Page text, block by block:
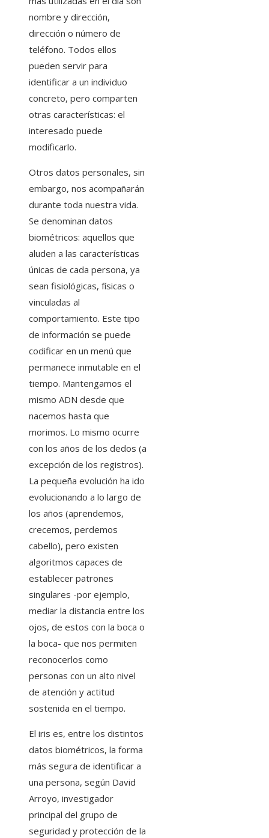
nombre y dirección,
dirección o número de
teléfono. Todos ellos
pueden servir para
identificar a un individuo
concreto, pero comparten
otras características: el
interesado puede
modificarlo.
Otros datos personales, sin
embargo, nos acompañarán
durante toda nuestra vida.
Se denominan datos
biométricos: aquellos que
aluden a las características
únicas de cada persona, ya
sean fisiológicas, físicas o
vinculadas al
comportamiento. Este tipo
de información se puede
codificar en un menú que
permanece inmutable en el
tiempo. Mantengamos el
mismo ADN desde que
nacemos hasta que
morimos. Lo mismo ocurre
con los años de los dedos (a
excepción de los registros).
La pequeña evolución ha ido
evolucionando a lo largo de
los años (aprendemos,
crecemos, perdemos
cabello), pero existen
algoritmos capaces de
establecer patrones
singulares -por ejemplo,
mediar la distancia entre los
ojos, de estos con la boca o
la boca- que nos permiten
reconocerlos como
personas con un alto nivel
de atención y actitud
sostenida en el tiempo.
El iris es, entre los distintos
datos biométricos, la forma
más segura de identificar a
una persona, según David
Arroyo, investigador
principal del grupo de
seguridad y protección de la